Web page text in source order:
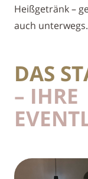
Heißgetränk –
auch
DAS
– IHRE